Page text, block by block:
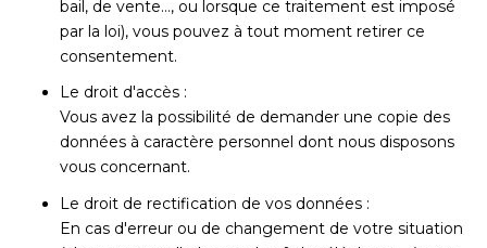
bail, de vente…, ou lorsque ce traitement est imposé
par la loi), vous pouvez à tout moment retirer ce
consentement.
Le droit d'accès :
Vous avez la possibilité de demander une copie des
données à caractère personnel dont nous disposons
vous concernant.
Le droit de rectification de vos données :
En cas d'erreur ou de changement de votre situation